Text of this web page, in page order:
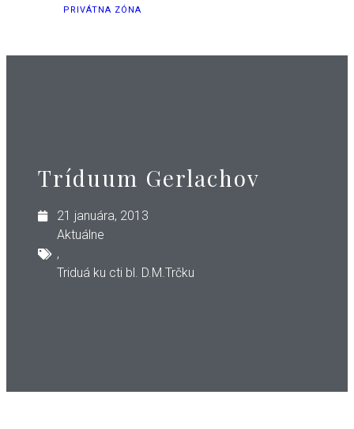
PRIVÁTNA ZÓNA
Tríduum Gerlachov
21 januára, 2013
Aktuálne
,
Triduá ku cti bl. D.M.Trčku